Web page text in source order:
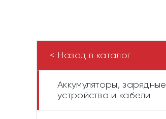
< Назад в каталог
Аккумуляторы, зарядные
устройства и кабели